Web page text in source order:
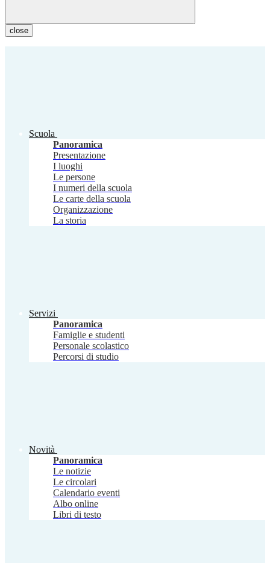
close
Scuola
Panoramica
Presentazione
I luoghi
Le persone
I numeri della scuola
Le carte della scuola
Organizzazione
La storia
Servizi
Panoramica
Famiglie e studenti
Personale scolastico
Percorsi di studio
Novità
Panoramica
Le notizie
Le circolari
Calendario eventi
Albo online
Libri di testo